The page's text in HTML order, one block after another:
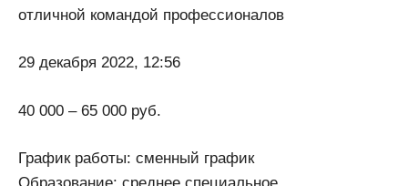
отличной командой профессионалов
29 декабря 2022, 12:56
40 000 – 65 000 руб.
График работы: сменный график